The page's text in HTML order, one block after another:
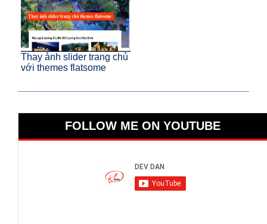
Thay ảnh slider trang chủ
với themes flatsome
FOLLOW ME ON YOUTUBE